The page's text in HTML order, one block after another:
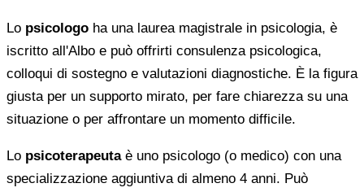
Lo psicologo ha una laurea magistrale in psicologia, è
iscritto all'Albo e può offrirti consulenza psicologica,
colloqui di sostegno e valutazioni diagnostiche. È la figura
giusta per un supporto mirato, per fare chiarezza su una
situazione o per affrontare un momento difficile.
Lo psicoterapeutaè uno psicologo (o medico) con una
specializzazione aggiuntiva di almeno 4 anni. Può